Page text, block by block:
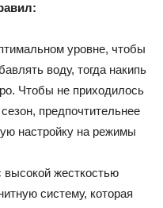
уровне, чтобы
воду, тогда накипь
Чтобы не приходилось
предпочтительнее
настройку на режимы
жесткостью
систему, которая